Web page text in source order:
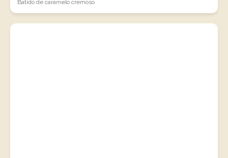
Batido de caramelo cremoso